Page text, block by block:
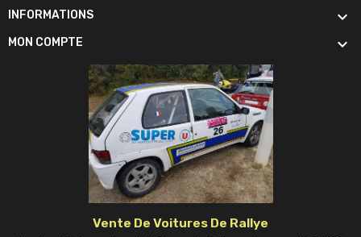
INFORMATIONS 
MON COMPTE 
Vente De Voitures De Rallye